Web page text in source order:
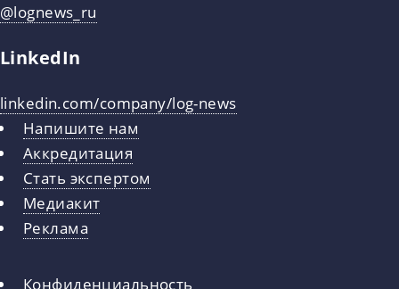
@lognews_ru
LinkedIn
linkedin.com/company/log-news
Напишите нам
Аккредитация
Стать экспертом
Медиакит
Реклама
Конфиденциальность